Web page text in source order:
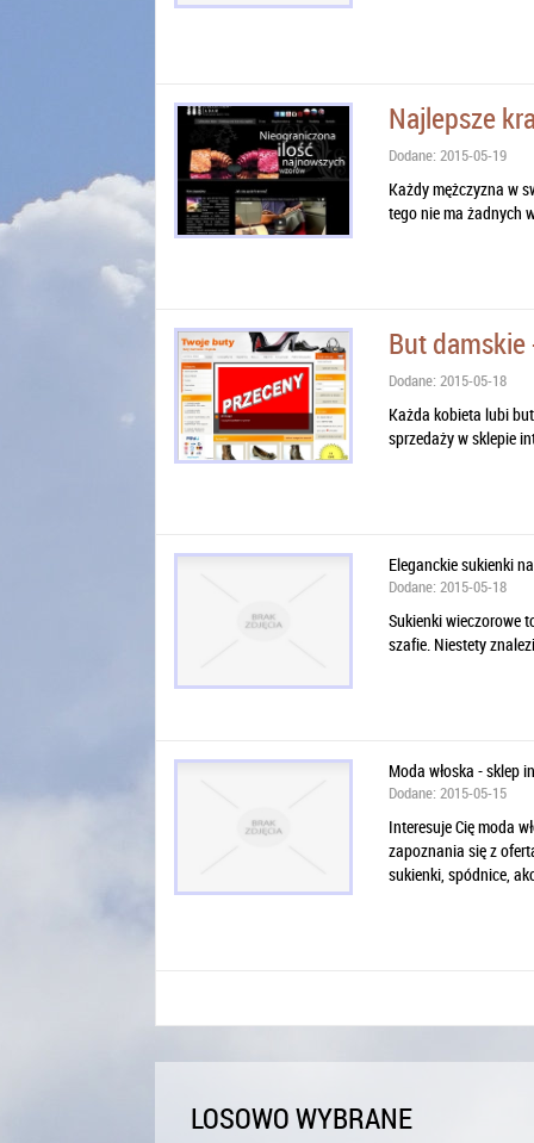
Najlepsze
Dodane: 2015-05-19
Każdy mężczyzna w
tego nie ma żadnych
But
Dodane: 2015-05-18
Każda kobieta lubi
sprzedaży w sklepie
Eleganckie sukienki
Dodane: 2015-05-18
Sukienki wieczorowe
szafie. Niestety
Moda włoska - sklep
Dodane: 2015-05-15
Interesuje Cię moda
zapoznania się z
sukienki, spódnice,
LOSOWO WYBRANE